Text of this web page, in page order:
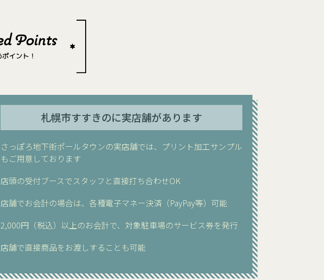
札幌市すすきのに実店舗があります
さっぽろ地下街ポールタウンの実店舗では、プリント加工サンプル
もご用意しております
店頭の受付ブースでスタッフと直接打ち合わせOK
店舗でお会計の場合は、各種電子マネー決済（PayPay等）可能
2,000円（税込）以上のお会計で、対象駐車場のサービス券を発行
店舗で直接商品をお渡しすることも可能